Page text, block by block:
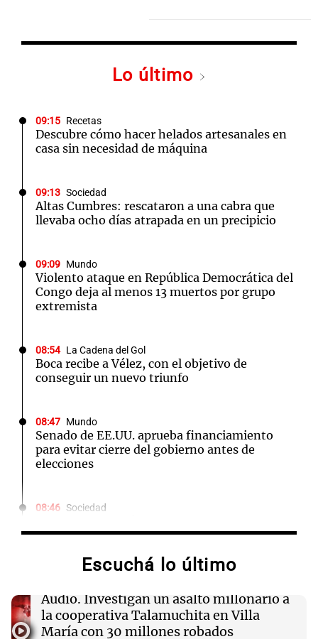
Lo último
09:15 Recetas
Descubre cómo hacer helados artesanales en
casa sin necesidad de máquina
09:13 Sociedad
Altas Cumbres: rescataron a una cabra que
llevaba ocho días atrapada en un precipicio
09:09 Mundo
Violento ataque en República Democrática del
Congo deja al menos 13 muertos por grupo
extremista
08:54 La Cadena del Gol
Boca recibe a Vélez, con el objetivo de
conseguir un nuevo triunfo
08:47 Mundo
Senado de EE.UU. aprueba financiamiento
para evitar cierre del gobierno antes de
elecciones
08:46 Sociedad
máxima de 14°C
Cierra el caso de la jueza Afiuni en Venezuela y
se restituye su libertad plena
Escuchá lo último
Audio. Investigan un asalto millonario a
la cooperativa Talamuchita en Villa
María con 30 millones robados